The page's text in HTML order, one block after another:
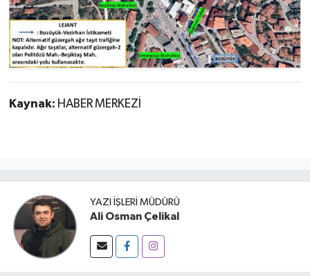
Kaynak: HABER MERKEZİ
YAZI İŞLERI MÜDÜRÜ
Ali Osman Çelikal